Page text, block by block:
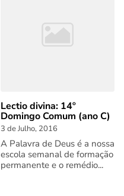
Lectio divina: 14º
Domingo Comum (ano C)
3 de Julho, 2016
A Palavra de Deus é a nossa
escola semanal de formação
permanente e o remédio...